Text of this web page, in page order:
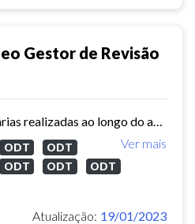
Gestor de Revisão
Ver mais
ODT
ODT
ODT ODT
ODT
Atualização: 19/01/2023